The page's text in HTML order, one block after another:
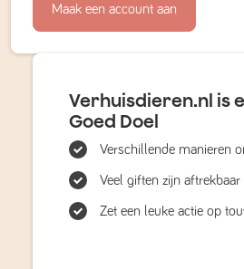
Maak een account aan
Verhuisdieren.nl is
Goed Doel
Verschillende manieren
Veel giften zijn
Zet een leuke actie op